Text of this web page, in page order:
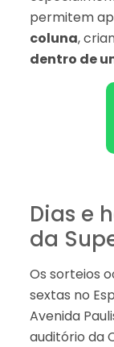
permitem
coluna,
dentro de
Dias e
da
Os sorteios
sextas no
Avenida
auditório da